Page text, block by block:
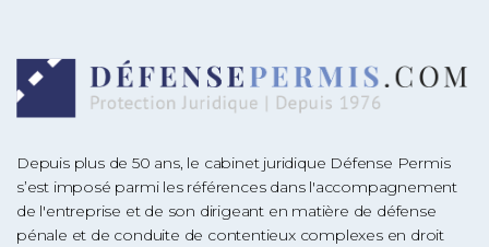
Depuis plus de 50 ans, le cabinet juridique Défense Permis
s’est imposé parmi les références dans l'accompagnement
de l'entreprise et de son dirigeant en matière de défense
pénale et de conduite de contentieux complexes en droit